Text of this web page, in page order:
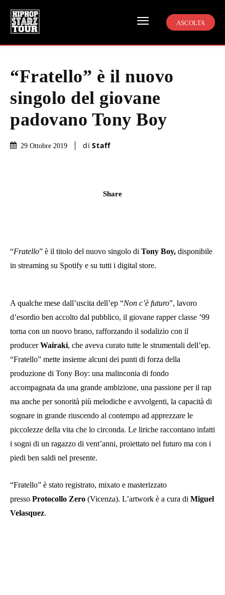
ASCOLTA
“Fratello” è il nuovo
singolo del giovane
padovano Tony Boy
29 Ottobre 2019 di Staff
Share
“Fratello” è il titolo del nuovo singolo di Tony Boy, disponibile
in streaming su Spotify e su tutti i digital store.
A qualche mese dall’uscita dell’ep “Non c’è futuro”, lavoro
d’esordio ben accolto dal pubblico, il giovane rapper classe ’99
torna con un nuovo brano, rafforzando il sodalizio con il
producerWairaki, che aveva curato tutte le strumentali dell’ep.
“Fratello” mette insieme alcuni dei punti di forza della
produzione di Tony Boy: una malinconia di fondo
accompagnata da una grande ambizione, una passione per il rap
ma anche per sonorità più melodiche e avvolgenti, la capacità di
sognare in grande riuscendo al contempo ad apprezzare le
piccolezze della vita che lo circonda. Le liriche raccontano infatti
i sogni di un ragazzo di vent’anni, proiettato nel futuro ma con i
piedi ben saldi nel presente.
“Fratello” è stato registrato, mixato e masterizzato
presso Protocollo Zero (Vicenza). L’artwork è a cura di Miguel
Velasquez.